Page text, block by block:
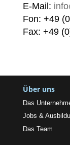
E-Mail:
Fon: +49
Fax: +49
Über uns
Das
Jobs &
Das Team